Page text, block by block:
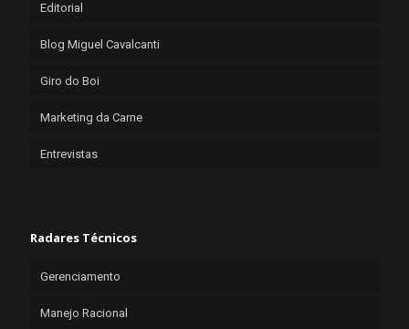
Editorial
Blog Miguel Cavalcanti
Giro do Boi
Marketing da Carne
Entrevistas
Radares Técnicos
Gerenciamento
Manejo Racional